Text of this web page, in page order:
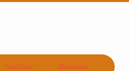
Yasal Uyarı Hakkımızda